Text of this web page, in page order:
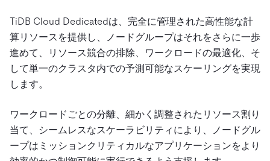
TiDB Cloud Dedicatedは、完全に管理された高性能な計
算リソースを提供し、ノードグループはそれをさらに一歩
進めて、リソース競合の排除、ワークロードの最適化、そ
して単一のクラスタ内での予測可能なスケーリングを実現
します。
ワークロードごとの分離、細かく調整されたリソース割り
当て、シームレスなスケーラビリティにより、ノードグル
ープはミッションクリティカルなアプリケーションをより